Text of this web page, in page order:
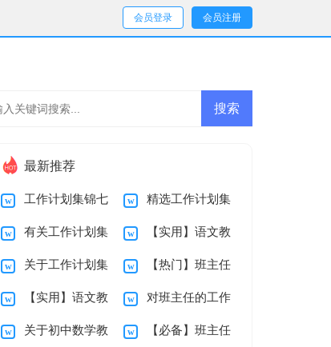
会员登录 会员注册
最新推荐
工作计划集锦七
篇
精选工作计划集
锦七篇
有关工作计划集
合七篇
【实用】语文教
师教学总结四篇
关于工作计划集
锦七篇
【热门】班主任
工作计划范文集合
10篇
【实用】语文教
师教学总结三篇
对班主任的工作
计划集合十篇
关于初中数学教 【必备】班主任